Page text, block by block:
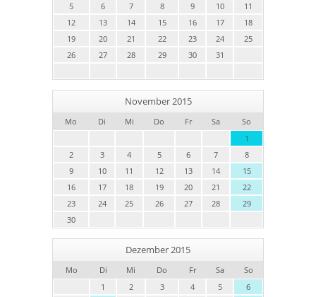
5 6 7 8 9 10
11
12
13 14 15 16 17
18
19
20 21 22 23 24
25
26
27 28 29 30 31
November 2015
Mo Di Mi Do Fr Sa
So
1
2
3 4 5 6 7
8
9
10 11 12 13 14
15
16
17 18 19 20 21
22
23
24 25 26 27 28
29
30
Dezember 2015
Mo Di Mi Do Fr Sa
So
1
2 3 4 5
6